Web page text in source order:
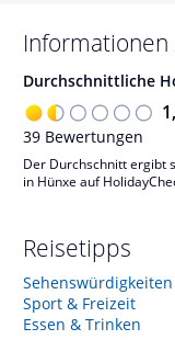
Informationen
Durchschnittliche
39 Bewertungen
Der Durchschnitt ergibt
in Hünxe auf
Reisetipps
Sehenswürdigkeiten
Sport & Freizeit
Essen & Trinken